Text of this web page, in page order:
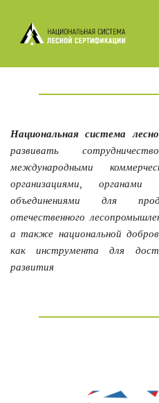
Национальная система
развивать
международными
организациями,
объединениями для
отечественного
а также национальной
как инструмента для
развития